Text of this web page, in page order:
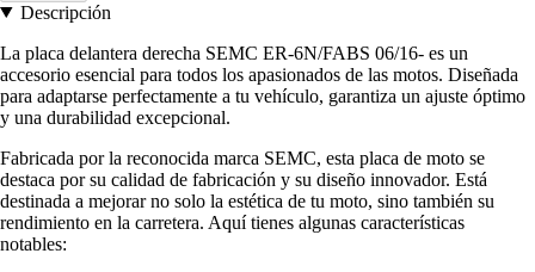
Descripción
La placa delantera derecha SEMC ER-6N/FABS 06/16- es un
accesorio esencial para todos los apasionados de las motos. Diseñada
para adaptarse perfectamente a tu vehículo, garantiza un ajuste óptimo
y una durabilidad excepcional.
Fabricada por la reconocida marca SEMC, esta placa de moto se
destaca por su calidad de fabricación y su diseño innovador. Está
destinada a mejorar no solo la estética de tu moto, sino también su
rendimiento en la carretera. Aquí tienes algunas características
notables: